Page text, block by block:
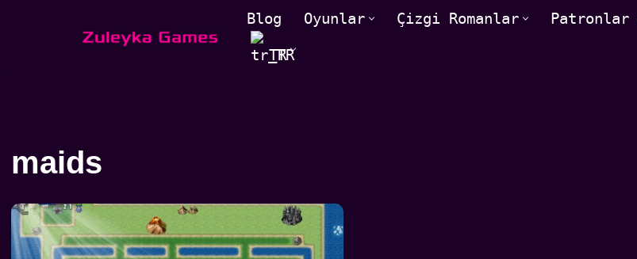
Blog Oyunlar Çizgi Romanlar Patronlar
TR
maids